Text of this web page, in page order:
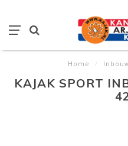
Home /
KAJAK SPORT